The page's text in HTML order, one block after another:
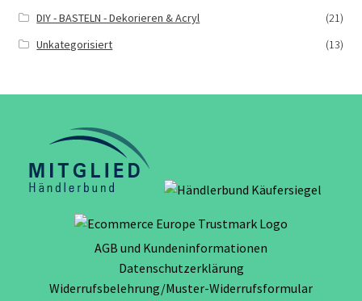
DIY - BASTELN - Dekorieren & Acryl
(21)
Unkategorisiert
(13)
AGB und Kundeninformationen
Datenschutzerklärung
Widerrufsbelehrung/Muster-Widerrufsformular